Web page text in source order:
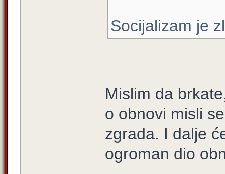
Socijalizam je
Mislim da
o obnovi misli
zgrada. I dalje
ogroman dio